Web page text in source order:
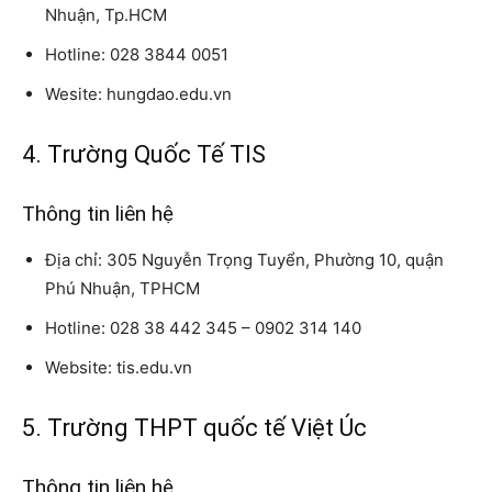
Nhuận, Tp.HCM
Hotline: 028 3844 0051
Wesite: hungdao.edu.vn
4. Trường Quốc Tế TIS
Thông tin liên hệ
Địa chỉ: 305 Nguyễn Trọng Tuyển, Phường 10, quận
Phú Nhuận, TPHCM
Hotline: 028 38 442 345 – 0902 314 140
Website: tis.edu.vn
5. Trường THPT quốc tế Việt Úc